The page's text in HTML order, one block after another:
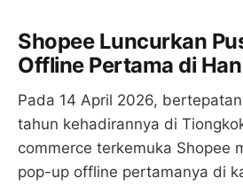
Shopee Luncurkan
Offline Pertama di
Pada 14 April 2026,
tahun kehadirannya di
commerce terkemuka Shopee
pop-up offline pertamanya di